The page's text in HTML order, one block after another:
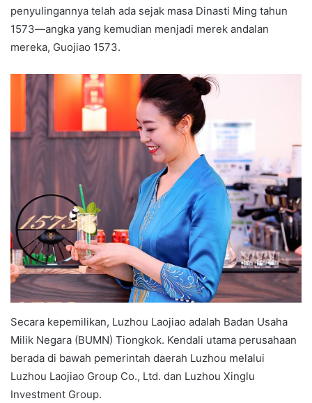
penyulingannya telah ada sejak masa Dinasti Ming tahun
1573—angka yang kemudian menjadi merek andalan
mereka, Guojiao 1573.
Secara kepemilikan, Luzhou Laojiao adalah Badan Usaha
Milik Negara (BUMN) Tiongkok. Kendali utama perusahaan
berada di bawah pemerintah daerah Luzhou melalui
Luzhou Laojiao Group Co., Ltd. dan Luzhou Xinglu
Investment Group.